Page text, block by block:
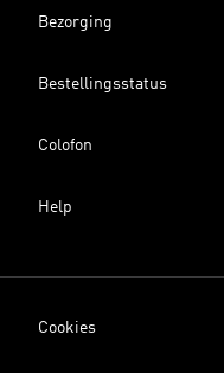
Bezorging
Bestellingsstatus
Colofon
Help
Cookies